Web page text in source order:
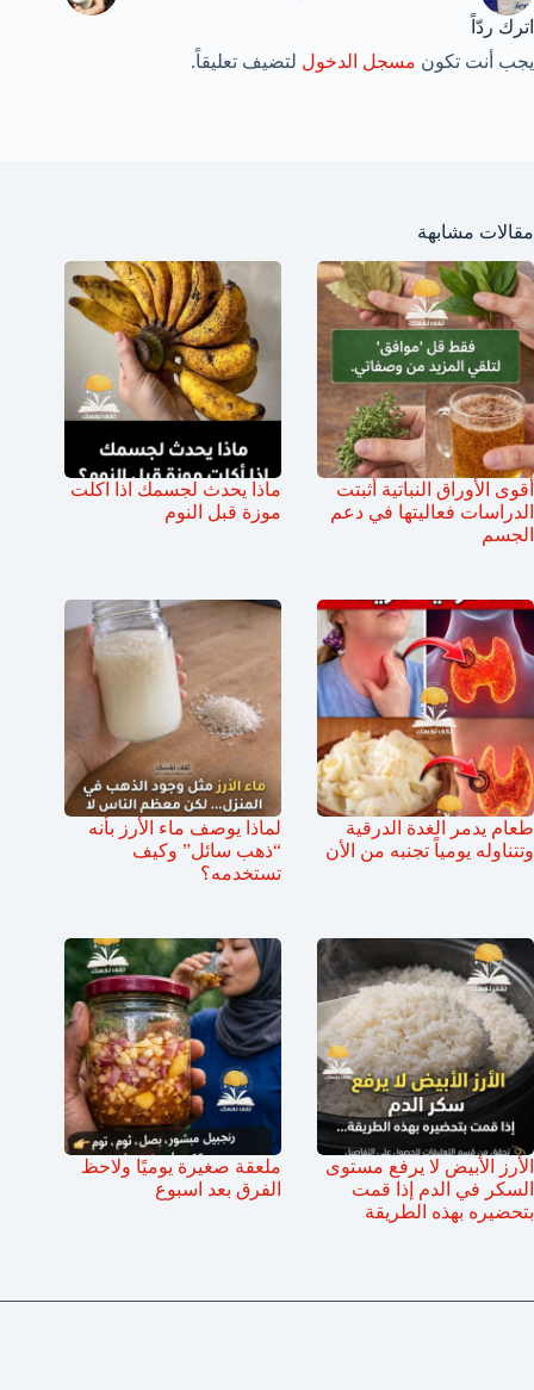
اترك ردّاً
يجب أنت تكون مسجل الدخول لتضيف تعليقاً.
مقالات مشابهة
أقوى الأوراق النباتية أثبتت
الدراسات فعاليتها في دعم
الجسم
ماذا يحدث لجسمك اذا اكلت
موزة قبل النوم
طعام يدمر الغدة الدرقية
وتتناوله يومياً تجنبه من الأن
لماذا يوصف ماء الأرز بأنه
“ذهب سائل” وكيف
تستخدمه؟
الأرز الأبيض لا يرفع مستوى
السكر في الدم إذا قمت
بتحضيره بهذه الطريقة
ملعقة صغيرة يوميًا ولاحظ
الفرق بعد اسبوع